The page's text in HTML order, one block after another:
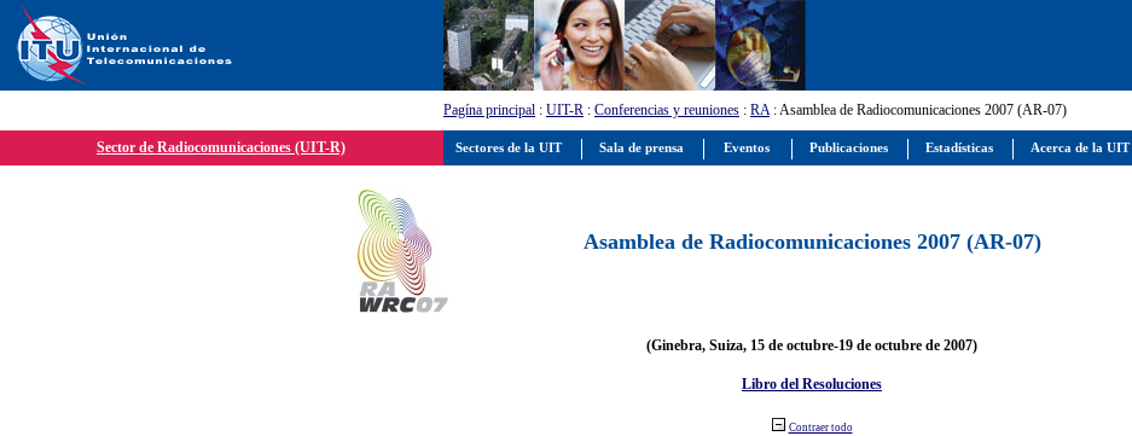
Pagína principal : UIT-R : Conferencias y reuniones : RA: Asamblea de Radiocomunicaciones 2007 (AR-07)
Sector de Radiocomunicaciones (UIT-R)
Asamblea de Radiocomunicaciones 2007 (AR-07)
(Ginebra, Suiza, 15 de octubre-19 de octubre de 2007)
Libro del Resoluciones
Contraer todo
Sectores de la UIT Sala de prensa Eventos Publicaciones Estadísticas Acerca de la UIT